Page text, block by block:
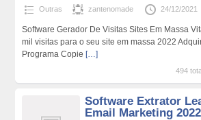
Outras zantenomade 24/12/2021
Software Gerador De Visitas Sites Em Massa
mil visitas para o seu site em massa 2022
Programa Copie […]
494
Software Extrator
Email Marketing 2022